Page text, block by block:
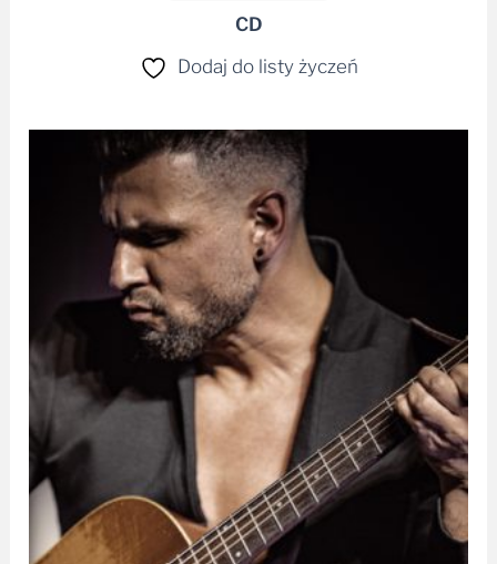
CD
Dodaj do listy życzeń